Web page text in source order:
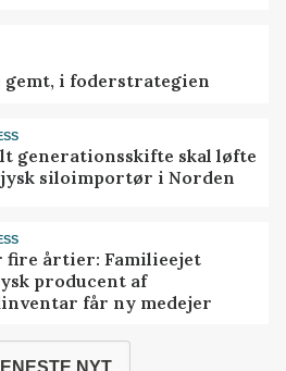
gemt, i foderstrategien
generationsskifte skal løfte
siloimportør i Norden
fire årtier: Familieejet
producent af
får ny medejer
NYT